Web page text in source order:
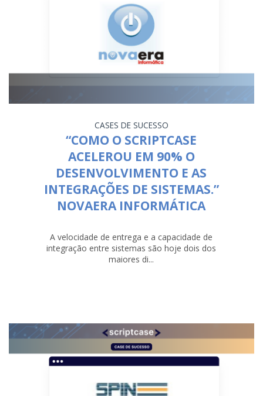
CASES DE SUCESSO
“COMO O SCRIPTCASE
ACELEROU EM 90% O
DESENVOLVIMENTO E AS
INTEGRAÇÕES DE SISTEMAS.”
NOVAERA INFORMÁTICA
A velocidade de entrega e a capacidade de
integração entre sistemas são hoje dois dos
maiores di...